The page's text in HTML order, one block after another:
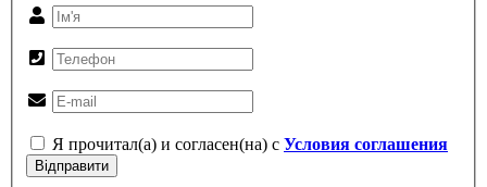
Я прочитал(а) и согласен(на) с Условия соглашения
Відправити